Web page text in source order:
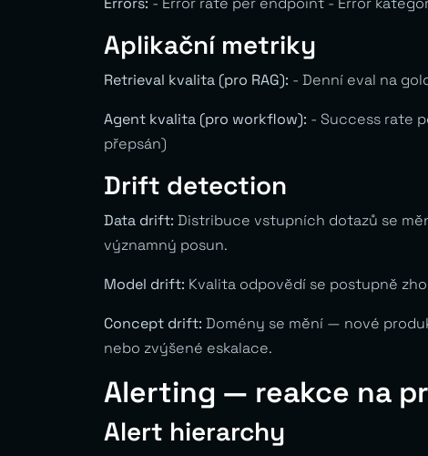
Aplikační metriky
Retrieval kvalita (pro RAG): - Denní eval na
Agent kvalita (pro workflow): - Success rate
přepsán)
Drift detection
Data drift: Distribuce vstupních dotazů se
významný posun.
Model drift: Kvalita odpovědí se postupně
Concept drift: Domény se mění — nové
nebo zvýšené eskalace.
Alerting — reakce na
Alert hierarchy